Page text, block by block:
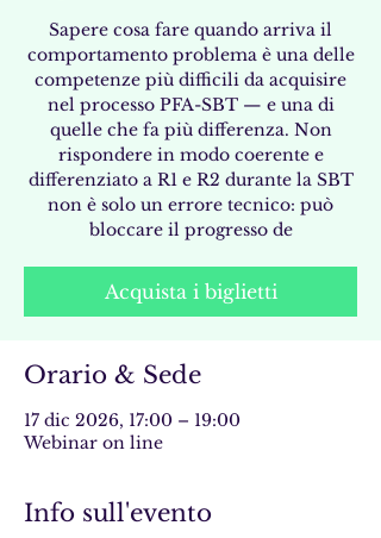
Sapere cosa fare quando arriva il
comportamento problema è una delle
competenze più difficili da acquisire
nel processo PFA-SBT — e una di
quelle che fa più differenza. Non
rispondere in modo coerente e
differenziato a R1 e R2 durante la SBT
non è solo un errore tecnico: può
bloccare il progresso de
Acquista i biglietti
Orario & Sede
17 dic 2026, 17:00 – 19:00
Webinar on line
Info sull'evento